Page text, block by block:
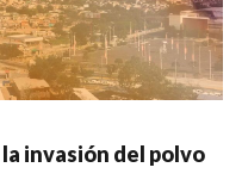
invasión del polvo